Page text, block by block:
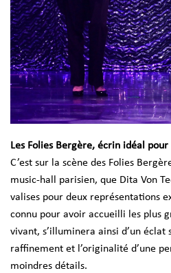
Les Folies Bergère, écrin idéal
C’est sur la scène des Folies
music-hall parisien, que Dita Von
valises pour deux représentations
connu pour avoir accueilli les plus
vivant, s’illuminera ainsi d’un
raffinement et l’originalité d’une
moindres détails.